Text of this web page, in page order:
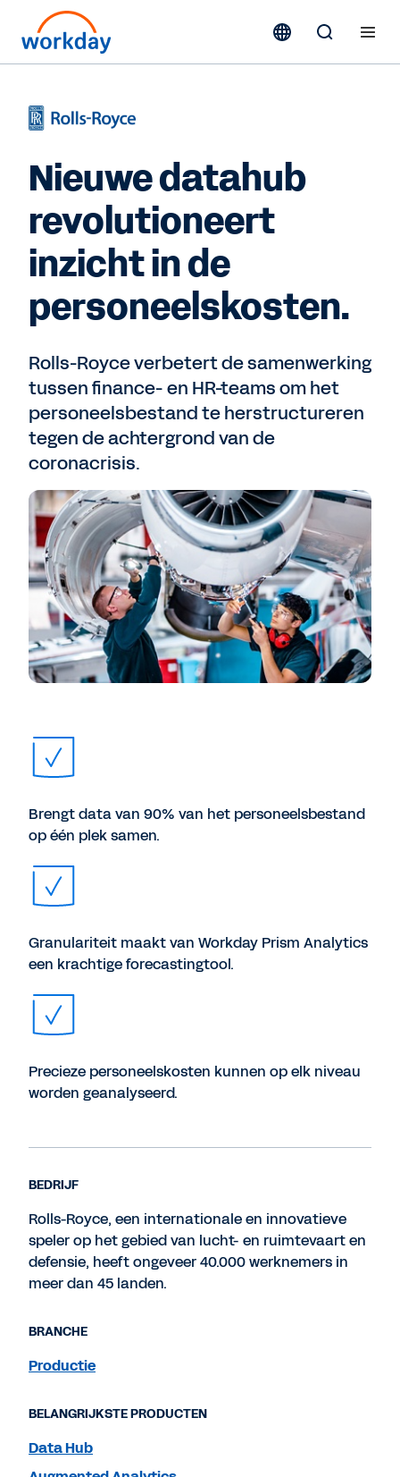
Nieuwe datahub
revolutioneert
inzicht in de
personeelskosten.
Rolls-Royce verbetert de samenwerking
tussen finance- en HR-teams om het
personeelsbestand te herstructureren
tegen de achtergrond van de
coronacrisis.
Brengt data van 90% van het personeelsbestand
op één plek samen.
Granulariteit maakt van Workday Prism Analytics
een krachtige forecastingtool.
Precieze personeelskosten kunnen op elk niveau
worden geanalyseerd.
BEDRIJF
Rolls-Royce, een internationale en innovatieve
speler op het gebied van lucht- en ruimtevaart en
defensie, heeft ongeveer 40.000 werknemers in
meer dan 45 landen.
BRANCHE
Productie
BELANGRIJKSTE PRODUCTEN
Data Hub